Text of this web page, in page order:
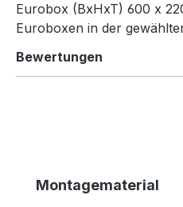
Eurobox (BxHxT) 600 x
Euroboxen in der
Bewertungen
Produktgalerie
Montagematerial